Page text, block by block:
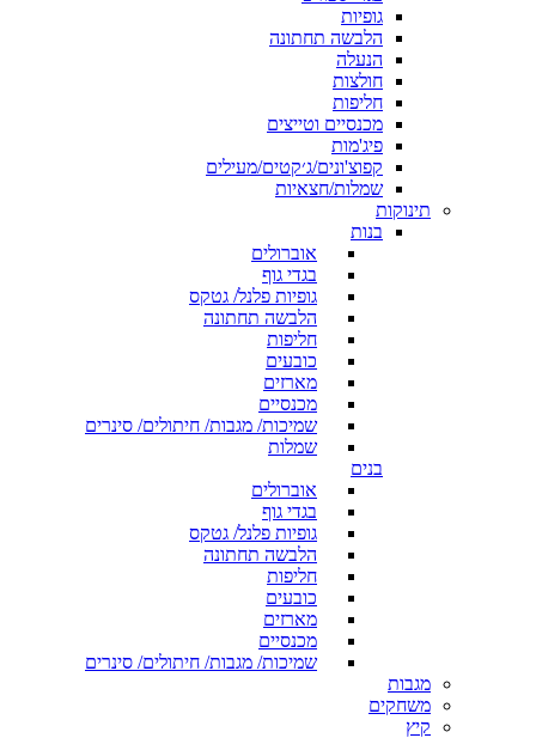
גופיות
הלבשה תחתונה
הנעלה
חולצות
חליפות
מכנסיים וטייצים
פיג'מות
קפוצ'ונים/ג׳קטים/מעילים
שמלות/חצאיות
תינוקות
בנות
אוברולים
בגדי גוף
גופיות פלנל/ גטקס
הלבשה תחתונה
חליפות
כובעים
מארזים
מכנסיים
שמיכות/ מגבות/ חיתולים/ סינרים
שמלות
בנים
אוברולים
בגדי גוף
גופיות פלנל/ גטקס
הלבשה תחתונה
חליפות
כובעים
מארזים
מכנסיים
שמיכות/ מגבות/ חיתולים/ סינרים
מגבות
משחקים
קיץ